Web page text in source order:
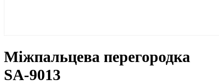
Міжпальцева перегородка
SA-9013